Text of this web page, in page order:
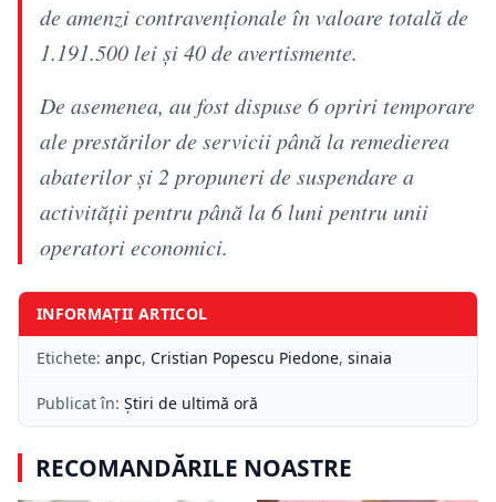
de amenzi contravenționale în valoare totală de
1.191.500 lei și 40 de avertismente.
De asemenea, au fost dispuse 6 opriri temporare
ale prestărilor de servicii până la remedierea
abaterilor și 2 propuneri de suspendare a
activității pentru până la 6 luni pentru unii
operatori economici.
INFORMAȚII ARTICOL
Etichete: anpc, Cristian Popescu Piedone, sinaia
Publicat în: Știri de ultimă oră
RECOMANDĂRILE NOASTRE